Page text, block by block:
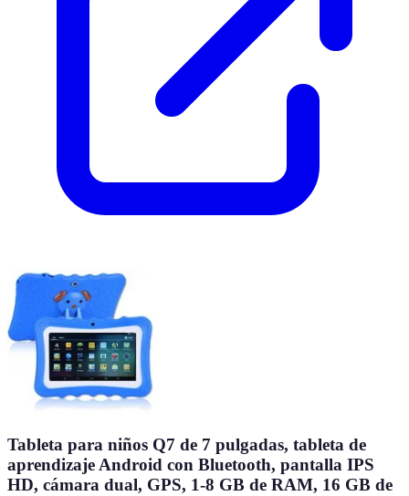
Tableta para niños Q7 de 7 pulgadas, tableta de
aprendizaje Android con Bluetooth, pantalla IPS
HD, cámara dual, GPS, 1-8 GB de RAM, 16 GB de